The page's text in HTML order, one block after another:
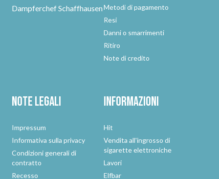
Dampferchef SchaffhausenMetodi di pagamento
Resi
Danni o smarrimenti
Ritiro
Note di credito
Note legali
Impressum
Informativa sulla privacy
Condizioni generali di
contratto
Recesso
Informazioni
Hit
Vendita all'ingrosso di
sigarette elettroniche
Lavori
Elfbar